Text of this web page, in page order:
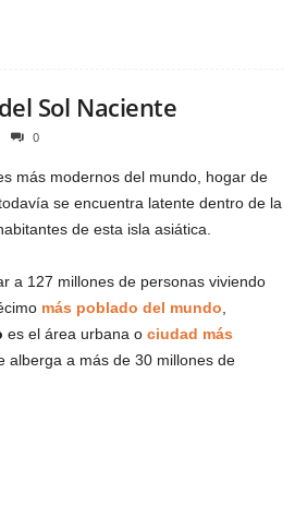
Sol Naciente
0
más modernos del mundo, hogar de
se encuentra latente dentro de la
de esta isla asiática.
a 127 millones de personas viviendo
más poblado del mundo
es el área urbana o ciudad más
alberga a más de 30 millones de